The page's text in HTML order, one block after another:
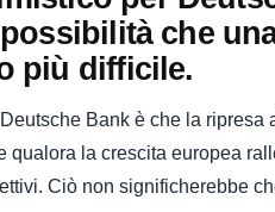
che
più difficile.
Bank è che la
la crescita europea
Ciò non significherebbe